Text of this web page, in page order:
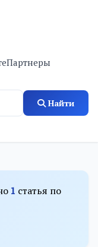
Партнеры
Найти
1 статья по